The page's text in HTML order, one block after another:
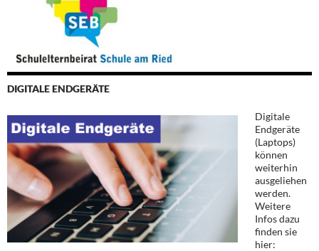
DIGITALE ENDGERÄTE
Digitale
Endgeräte
(Laptops)
können
weiterhin
ausgeliehen
werden.
Weitere
Infos dazu
finden sie
hier: